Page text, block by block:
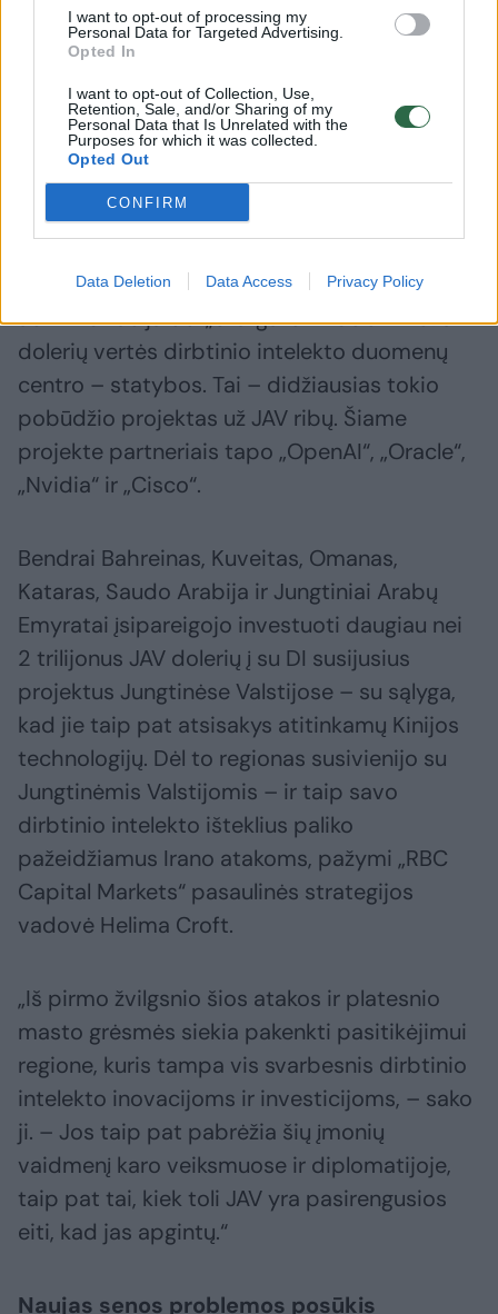
I want to opt-out of processing my
Personal Data for Targeted Advertising.
Opted In
I want to opt-out of Collection, Use,
Retention, Sale, and/or Sharing of my
Personal Data that Is Unrelated with the
Purposes for which it was collected.
Opted Out
CONFIRM
Data Deletion Data Access Privacy Policy
JAV kariuomenei ir dirbtinio intelekto
pramonei, bet ir Persijos įlankos regionui,
kuris save laikė trečiuoju pasauliniu dirbtinio
intelekto centru, greta Jungtinių Valstijų ir
Kinijos. Saudo Arabija didelę dalį savo 1
trilijono JAV dolerių vertės valstybės turto
fondo skyrė dirbtiniam intelektui, o Jungtiniai
pasirašė istorinę sutartį su D. Trumpo
administracija dėl „Stargate“ – 500 mlrd. JAV
dolerių vertės dirbtinio intelekto duomenų
centro – statybos. Tai – didžiausias tokio
pobūdžio projektas už JAV ribų. Šiame
projekte partneriais tapo „OpenAI“, „Oracle“,
„Nvidia“ ir „Cisco“.
Bendrai Bahreinas, Kuveitas, Omanas,
Kataras, Saudo Arabija ir Jungtiniai Arabų
Emyratai įsipareigojo investuoti daugiau nei
2 trilijonus JAV dolerių į su DI susijusius
projektus Jungtinėse Valstijose – su sąlyga,
kad jie taip pat atsisakys atitinkamų Kinijos
technologijų. Dėl to regionas susivienijo su
Jungtinėmis Valstijomis – ir taip savo
dirbtinio intelekto išteklius paliko
pažeidžiamus Irano atakoms, pažymi „RBC
Capital Markets“ pasaulinės strategijos
vadovė Helima Croft.
„Iš pirmo žvilgsnio šios atakos ir platesnio
masto grėsmės siekia pakenkti pasitikėjimui
regione, kuris tampa vis svarbesnis dirbtinio
intelekto inovacijoms ir investicijoms, – sako
ji. – Jos taip pat pabrėžia šių įmonių
vaidmenį karo veiksmuose ir diplomatijoje,
taip pat tai, kiek toli JAV yra pasirengusios
eiti, kad jas apgintų.“
Naujas senos problemos posūkis